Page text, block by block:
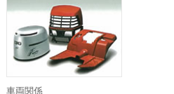
車両関係